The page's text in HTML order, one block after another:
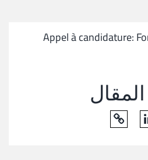
Appel à candidature: